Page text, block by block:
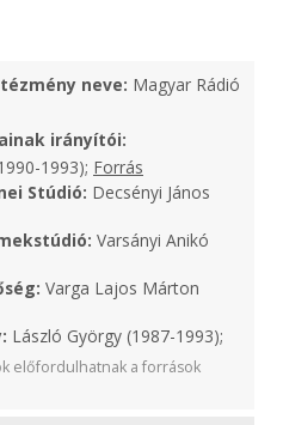
neve: Magyar Rádió
irányítói:
1993); Forrás
Stúdió: Decsényi János
Varsányi Anikó
Varga Lajos Márton
László György (1987-1993);
előfordulhatnak a források